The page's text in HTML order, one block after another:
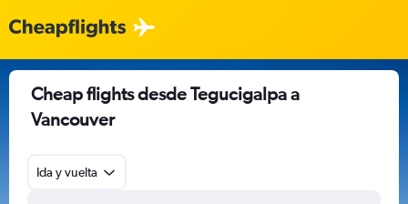
Cheap flights desde Tegucigalpa a
Vancouver
Ida y vuelta